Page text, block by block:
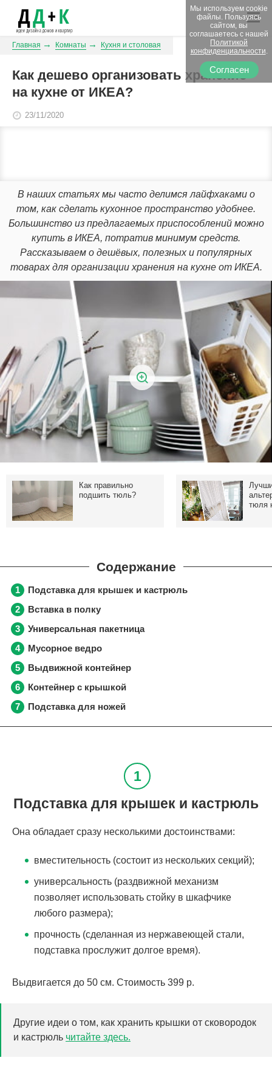
Главная Комнаты Кухня и столовая
Как дешево организовать хранение
на кухне от ИКЕА?
23/11/2020
В наших статьях мы часто делимся лайфхаками о
том, как сделать кухонное пространство удобнее.
Большинство из предлагаемых приспособлений можно
купить в ИКЕА, потратив минимум средств.
Рассказываем о дешёвых, полезных и популярных
товарах для организации хранения на кухне от ИКЕА.
Как правильно
подшить тюль?
тюля
Подставка для крышек и кастрюль
Вставка в полку
Универсальная пакетница
Мусорное ведро
Выдвижной контейнер
Контейнер с крышкой
Подставка для ножей
Подставка для крышек и кастрюль
Она обладает сразу несколькими достоинствами:
вместительность (состоит из нескольких секций);
универсальность (раздвижной механизм
позволяет использовать стойку в шкафчике
любого размера);
прочность (сделанная из нержавеющей стали,
подставка прослужит долгое время).
Выдвигается до 50 см. Стоимость 399 р.
Другие идеи о том, как хранить крышки от сковородок
и кастрюль читайте здесь.
Мы используем cookie
файлы. Пользуясь
сайтом, вы
соглашаетесь с нашей
Политикой
конфиденциальности.
Согласен